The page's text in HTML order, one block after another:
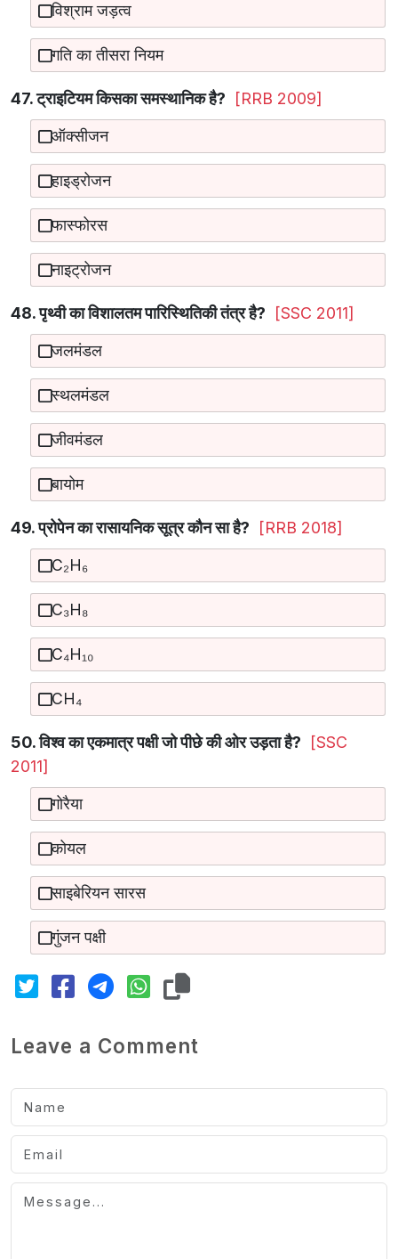
विश्राम जड़त्व
गति का तीसरा नियम
47. ट्राइटियम किसका समस्थानिक है?
[RRB 2009]
ऑक्सीजन
हाइड्रोजन
फास्फोरस
नाइट्रोजन
48. पृथ्वी का विशालतम पारिस्थितिकी तंत्र है?
[SSC 2011]
जलमंडल
स्थलमंडल
जीवमंडल
बायोम
49. प्रोपेन का रासायनिक सूत्र कौन सा है?
[RRB 2018]
C₂H₆
C₃H₈
C₄H₁₀
CH₄
50. विश्व का एकमात्र पक्षी जो पीछे की ओर उड़ता है?
[SSC
2011]
गोरैया
कोयल
साइबेरियन सारस
गुंजन पक्षी
Leave a Comment